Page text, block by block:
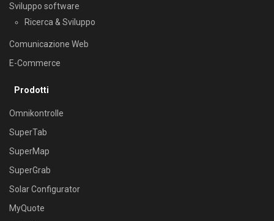
Sviluppo software
Ricerca & Sviluppo
Comunicazione Web
E-Commerce
Prodotti
Omnikontrolle
SuperTab
SuperMap
SuperGrab
Solar Configurator
MyQuote